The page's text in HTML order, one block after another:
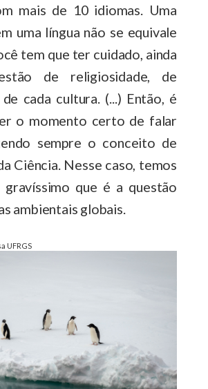
mais de 10 idiomas. Uma
uma língua não se equivale
tem que ter cuidado, ainda
de religiosidade, de
cada cultura. (...) Então, é
o momento certo de falar
sempre o conceito de
Ciência. Nesse caso, temos
que é a questão
ambientais globais.
UFRGS